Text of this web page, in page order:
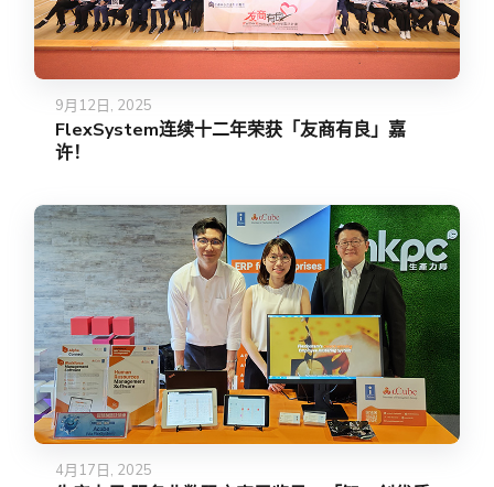
9月12日, 2025
FlexSystem连续十二年荣获「友商有良」嘉
许！
4月17日, 2025